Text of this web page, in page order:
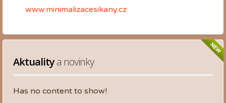
www.minimalizacesikany.cz
Aktuality a novinky
Has no content to show!